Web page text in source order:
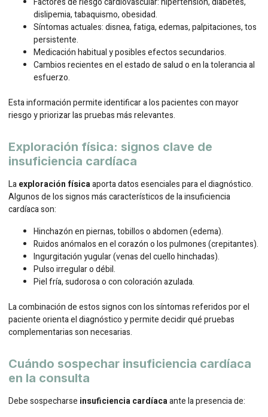
dislipemia, tabaquismo, obesidad.
Síntomas actuales: disnea, fatiga, edemas, palpitaciones, tos
persistente.
Medicación habitual y posibles efectos secundarios.
Cambios recientes en el estado de salud o en la tolerancia al
esfuerzo.
Esta información permite identificar a los pacientes con mayor
riesgo y priorizar las pruebas más relevantes.
Exploración física: signos clave de
insuficiencia cardíaca
Laexploración físicaaporta datos esenciales para el diagnóstico.
Algunos de los signos más característicos de la insuficiencia
cardíaca son:
Hinchazón en piernas, tobillos o abdomen (edema).
Ruidos anómalos en el corazón o los pulmones (crepitantes).
Ingurgitación yugular (venas del cuello hinchadas).
Pulso irregular o débil.
Piel fría, sudorosa o con coloración azulada.
La combinación de estos signos con los síntomas referidos por el
paciente orienta el diagnóstico y permite decidir qué pruebas
complementarias son necesarias.
Cuándo sospechar insuficiencia cardíaca
en la consulta
Debe sospecharse insuficiencia cardíacaante la presencia de: